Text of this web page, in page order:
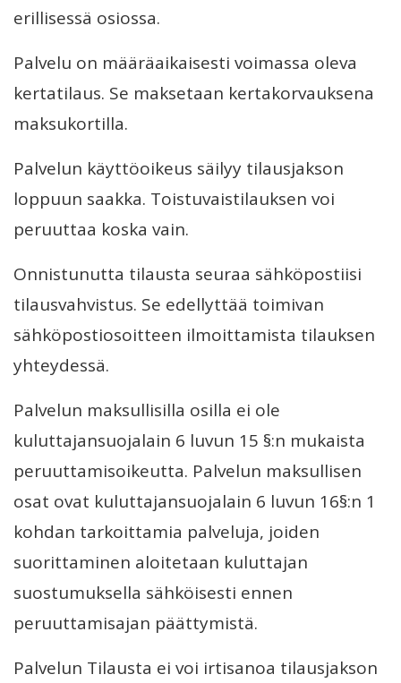
erillisessä osiossa.
Palvelu on määräaikaisesti voimassa oleva
kertatilaus. Se maksetaan kertakorvauksena
maksukortilla.
Palvelun käyttöoikeus säilyy tilausjakson
loppuun saakka. Toistuvaistilauksen voi
peruuttaa koska vain.
Onnistunutta tilausta seuraa sähköpostiisi
tilausvahvistus. Se edellyttää toimivan
sähköpostiosoitteen ilmoittamista tilauksen
yhteydessä.
Palvelun maksullisilla osilla ei ole
kuluttajansuojalain 6 luvun 15 §:n mukaista
peruuttamisoikeutta. Palvelun maksullisen
osat ovat kuluttajansuojalain 6 luvun 16§:n 1
kohdan tarkoittamia palveluja, joiden
suorittaminen aloitetaan kuluttajan
suostumuksella sähköisesti ennen
peruuttamisajan päättymistä.
Palvelun Tilausta ei voi irtisanoa tilausjakson